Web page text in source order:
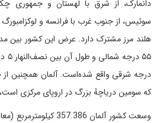
دانمارک، از شرق با لهستان و جمهوری
سوئیس، از جنوب غرب با فرانسه و
درجه شرقی واقع شده‌است. آلمان همچنین از
که سومین دریاچهٔ بزرگ در اروپای مرکزی
وسعت کشور آلمان357.386